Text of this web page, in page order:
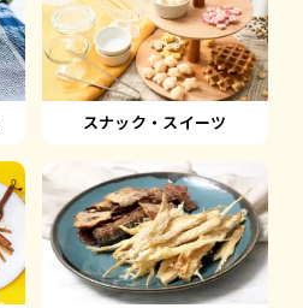
スナック・スイーツ